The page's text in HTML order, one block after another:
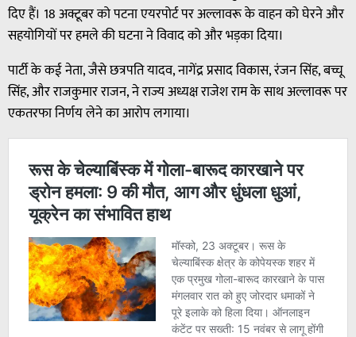
दिए हैं। 18 अक्टूबर को पटना एयरपोर्ट पर अल्लावरू के वाहन को घेरने और
सहयोगियों पर हमले की घटना ने विवाद को और भड़का दिया।
पार्टी के कई नेता, जैसे छत्रपति यादव, नागेंद्र प्रसाद विकास, रंजन सिंह, बच्चू
सिंह, और राजकुमार राजन, ने राज्य अध्यक्ष राजेश राम के साथ अल्लावरू पर
एकतरफा निर्णय लेने का आरोप लगाया।